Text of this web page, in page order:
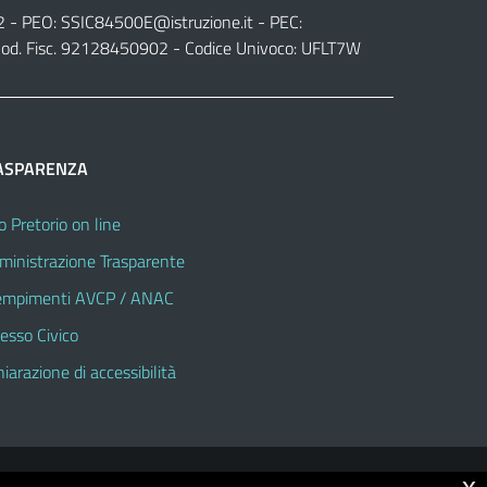
- PEO:SSIC84500E@istruzione.it- PEC:
Fisc. 92128450902 - Codice Univoco: UFLT7W
Pretorio on line
Trasparente
AVCP / ANAC
Civico
di accessibilità